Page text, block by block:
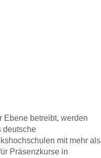
Ebene betreibt, werden
deutsche
mit mehr als
Präsenzkurse in